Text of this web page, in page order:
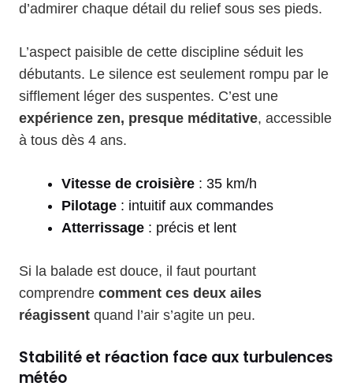
d’admirer chaque détail du relief sous ses pieds.
L’aspect paisible de cette discipline séduit les
débutants. Le silence est seulement rompu par le
sifflement léger des suspentes. C’est une
expérience zen, presque méditative, accessible
à tous dès 4 ans.
Vitesse de croisière : 35 km/h
Pilotage : intuitif aux commandes
Atterrissage : précis et lent
Si la balade est douce, il faut pourtant
comprendre comment ces deux ailes
réagissent quand l’air s’agite un peu.
Stabilité et réaction face aux turbulences
météo